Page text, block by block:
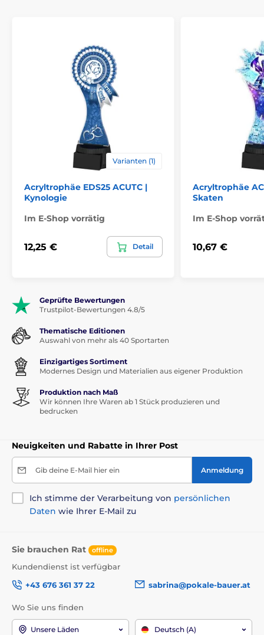
Varianten (1)
Acryltrophäe EDS25 ACUTC |
Kynologie
Im E-Shop vorrätig
12,25 € Detail
Acryltrophäe
Skaten
Im E-Shop
10,67 €
Geprüfte Bewertungen
Trustpilot-Bewertungen 4.8/5
Thematische Editionen
Auswahl von mehr als 40 Sportarten
Einzigartiges Sortiment
Modernes Design und Materialien aus eigener Produktion
Produktion nach Maß
Wir können Ihre Waren ab 1 Stück produzieren und
bedrucken
Neuigkeiten und Rabatte in Ihrer Post
Gib deine E-Mail hier ein Anmeldung
Ich stimme der Verarbeitung von persönlichen
Daten wie Ihrer E-Mail zu
Sie brauchen Rat offline
Kundendienst ist verfügbar
+43 676 361 37 22
sabrina@pokale-bauer.at
Wo Sie uns finden
Unsere Läden Deutsch (A)